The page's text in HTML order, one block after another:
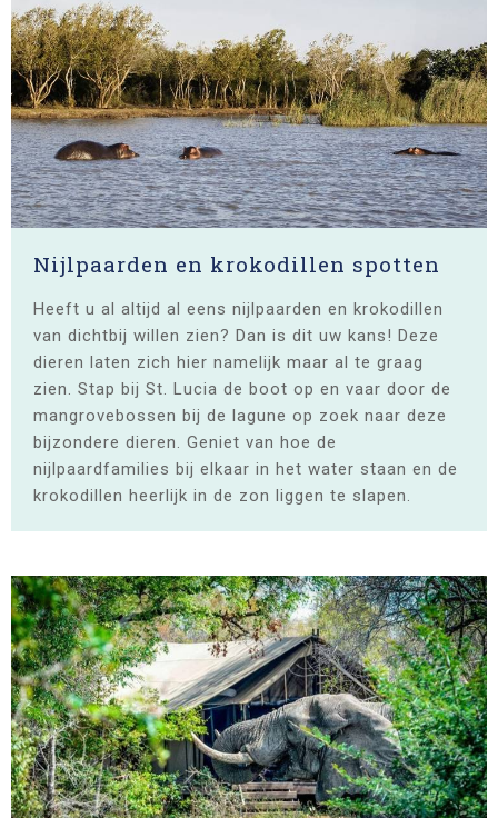
Nijlpaarden en krokodillen spotten
Heeft u al altijd al eens nijlpaarden en krokodillen
van dichtbij willen zien? Dan is dit uw kans! Deze
dieren laten zich hier namelijk maar al te graag
zien. Stap bij St. Lucia de boot op en vaar door de
mangrovebossen bij de lagune op zoek naar deze
bijzondere dieren. Geniet van hoe de
nijlpaardfamilies bij elkaar in het water staan en de
krokodillen heerlijk in de zon liggen te slapen.